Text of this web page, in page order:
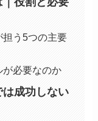
担う5つの主要
が必要なのか
成功しない